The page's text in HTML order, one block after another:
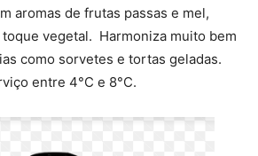
aromas de frutas passas e mel,
vegetal. Harmoniza muito bem
como sorvetes e tortas geladas.
entre 4°C e 8°C.